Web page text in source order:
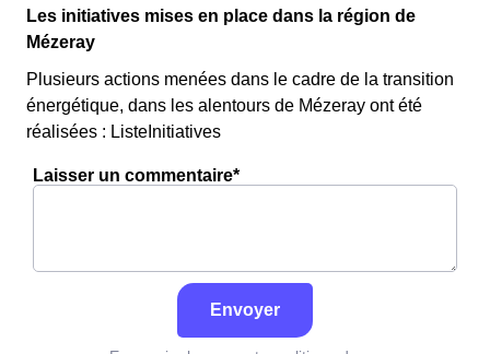
Les initiatives mises en place dans la région de
Mézeray
Plusieurs actions menées dans le cadre de la transition
énergétique, dans les alentours de Mézeray ont été
réalisées : ListeInitiatives
Laisser un commentaire*
Envoyer